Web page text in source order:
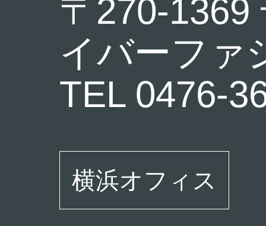
〒270-1369
イバーファ
TEL 0476-
横浜オフィス